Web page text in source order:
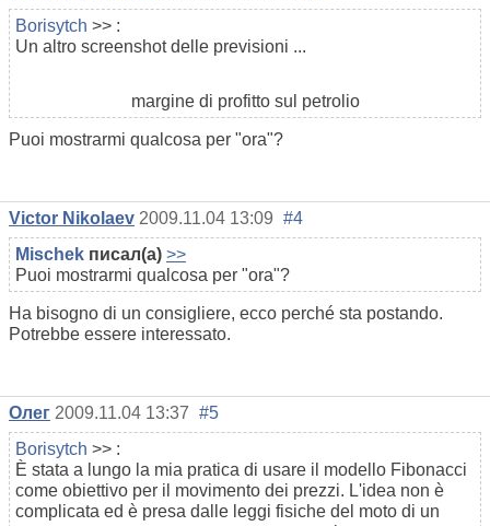
Borisytch >> :
Un altro screenshot delle previsioni ...
margine di profitto sul petrolio
Puoi mostrarmi qualcosa per "ora"?
Victor Nikolaev 2009.11.04 13:09 #4
Mischek писал(а) >>
Puoi mostrarmi qualcosa per "ora"?
Ha bisogno di un consigliere, ecco perché sta postando.
Potrebbe essere interessato.
Олег 2009.11.04 13:37 #5
Borisytch >> :
È stata a lungo la mia pratica di usare il modello Fibonacci
come obiettivo per il movimento dei prezzi. L'idea non è
complicata ed è presa dalle leggi fisiche del moto di un